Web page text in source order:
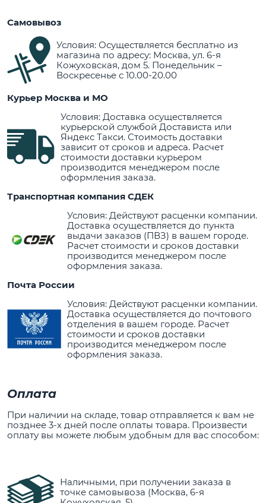
Самовывоз
Условия: Осуществляется бесплатно из
магазина по адресу: Москва, ул. 6-я
Кожуховская, дом 5. Понедельник –
Воскресенье с 10.00-20.00
Курьер Москва и МО
Условия: Доставка осуществляется
курьерской службой Достависта или
Яндекс Такси. Стоимость доставки
зависит от сроков и адреса. Расчет
стоимости доставки курьером
производится менеджером после
оформления заказа.
Транспортная компания СДЕК
Условия: Действуют расценки компании.
Доставка осуществляется до пункта
выдачи заказов (ПВЗ) в вашем городе.
Расчет стоимости и сроков доставки
производится менеджером после
оформления заказа.
Почта России
Условия: Действуют расценки компании.
Доставка осуществляется до почтового
отделения в вашем городе. Расчет
стоимости и сроков доставки
производится менеджером после
оформления заказа.
Оплата
При наличии на складе, товар отправляется к вам не
позднее 3-х дней после оплаты товара. Произвести
оплату вы можете любым удобным для вас способом:
Наличными, при получении заказа в
точке самовывоза (Москва, 6-я